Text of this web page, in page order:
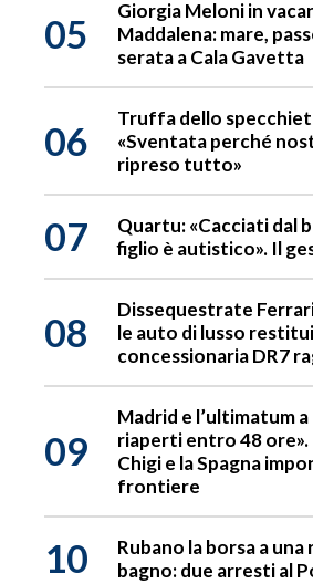
05
Giorgia Meloni in
Maddalena: mare,
serata a Cala Gavetta
06
Truffa dello
«Sventata perché
ripreso tutto»
07
Quartu: «Cacciati dal
figlio è autistico». Il
08
Dissequestrate
le auto di lusso
concessionaria DR7
09
Madrid e l’ultimatum
riaperti entro 48 ore».
Chigi e la Spagna
frontiere
10
Rubano la borsa a una
bagno: due arresti al